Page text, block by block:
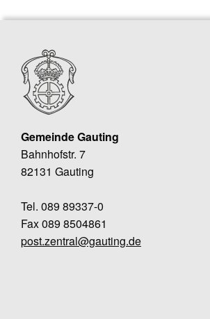
Gemeinde Gauting
Bahnhofstr. 7
82131 Gauting
Tel. 089 89337-0
Fax 089 8504861
post.zentral@gauting.de